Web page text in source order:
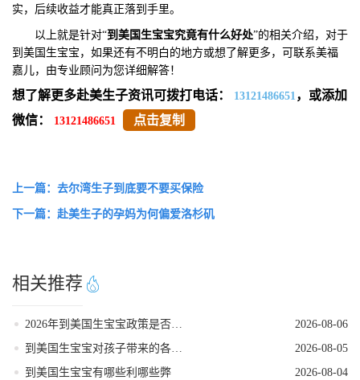
实，后续收益才能真正落到手里。
以上就是针对“到美国生宝宝究竟有什么好处”的相关介绍，对于
到美国生宝宝，如果还有不明白的地方或想了解更多，可联系美福
嘉儿，由专业顾问为您详细解答！
想了解更多赴美生子资讯可拨打电话： 13121486651，或添加
微信：
13121486651 点击复制
上一篇：去尔湾生子到底要不要买保险
下一篇：赴美生子的孕妈为何偏爱洛杉矶
相关推荐
2026年到美国生宝宝政策是否发生变动
2026-08-06
到美国生宝宝对孩子带来的各种好处
2026-08-05
到美国生宝宝有哪些利哪些弊
2026-08-04